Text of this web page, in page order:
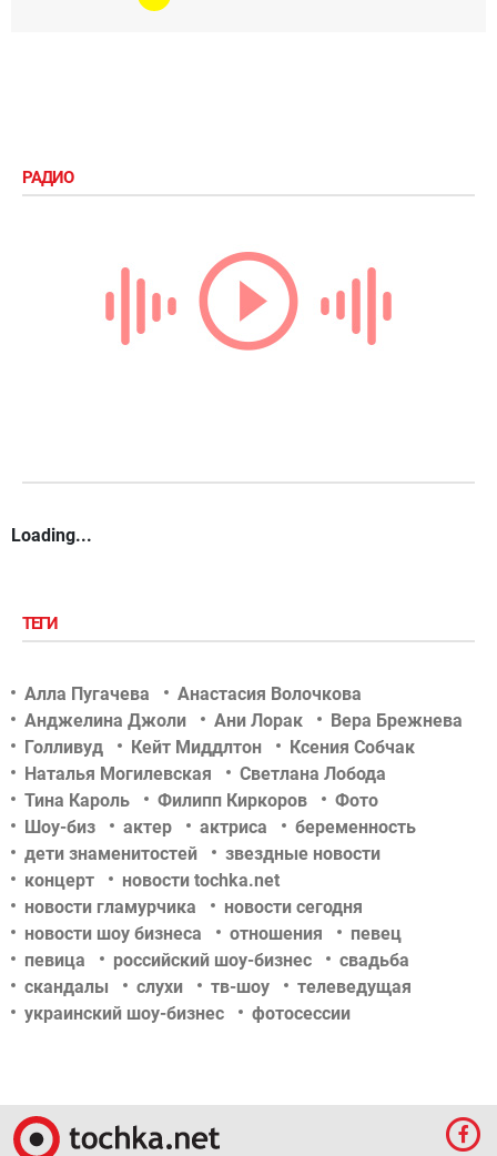
РАДИО
Loading...
ТЕГИ
Алла Пугачева
Анастасия Волочкова
Анджелина Джоли
Ани Лорак
Вера Брежнева
Голливуд
Кейт Миддлтон
Ксения Собчак
Наталья Могилевская
Светлана Лобода
Тина Кароль
Филипп Киркоров
Фото
Шоу-биз
актер актриса
беременность
дети знаменитостей
звездные новости
концерт
новости tochka.net
новости гламурчика
новости сегодня
новости шоу бизнеса
отношения
певец
певица
российский шоу-бизнес
свадьба
скандалы
слухи тв-шоу
телеведущая
украинский шоу-бизнес
фотосессии